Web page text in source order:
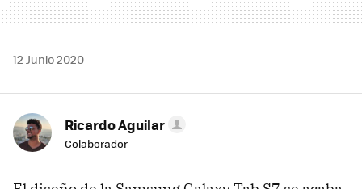
12 Junio 2020
Ricardo Aguilar
Colaborador